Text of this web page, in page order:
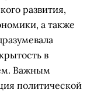
развития,
а также
в
Важным
политической